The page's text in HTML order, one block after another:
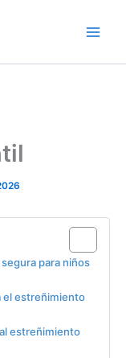
para niños
el estreñimiento
estreñimiento